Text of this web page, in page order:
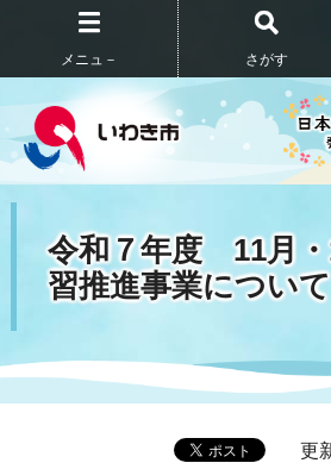
メニュ－ さがす
令和７年度 11月・
習推進事業について
更